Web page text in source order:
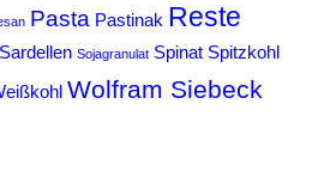
Pasta Pastinak Reste
Sardellen Sojagranulat Spinat Spitzkohl
Wolfram Siebeck